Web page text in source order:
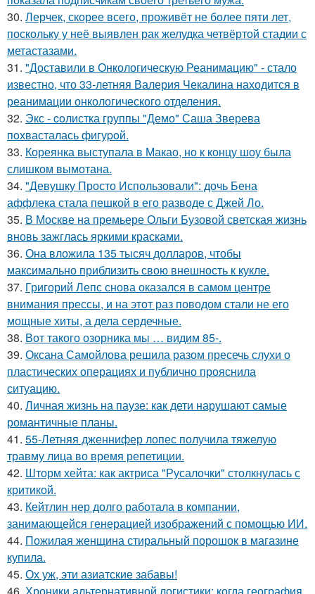
30. Лерчек, скорее всего, проживёт не более пяти лет,
поскольку у неё выявлен рак желудка четвёртой стадии с
метастазами.
31. "Доставили в Онкологическую Реанимацию" - стало
известно, что 33-летняя Валерия Чекалина находится в
реанимации онкологического отделения.
32. Экс - coлистка группы "Демо" Саша Зверева
пoхвасталась фигуpoй.
33. Кореянка выступала в Макао, но к концу шоу была
слишком вымотана.
34. "Девушку Просто Использовали": дочь Бена
аффлека стала пешкой в его разводе с Джей Ло.
35. В Москве на премьере Ольги Бузовой светская жизнь
вновь зажглась яркими красками.
36. Она вложила 135 тысяч долларов, чтобы
максимально приблизить свою внешность к кукле.
37. Григорий Лепс снова оказался в самом центре
внимания прессы, и на этот раз поводом стали не его
мощные хиты, а дела сердечные.
38. Вот такого озорника мы … видим 85-.
39. Оксана Самойлова решила разом пресечь слухи о
пластических операциях и публично прояснила
ситуацию.
40. Личная жизнь на паузе: как дети нарушают самые
романтичные планы.
41. 55-Летняя дженнифер лопес получила тяжелую
травму лица во время репетиции.
42. Шторм хейта: как актриса "Русалочки" столкнулась с
критикой.
43. Кейтлин нер долго работала в компании,
занимающейся генерацией изображений с помощью ИИ.
44. Пожилая женщина стиральный порошок в магазине
купила.
45. Ох уж, эти азиатские забавы!